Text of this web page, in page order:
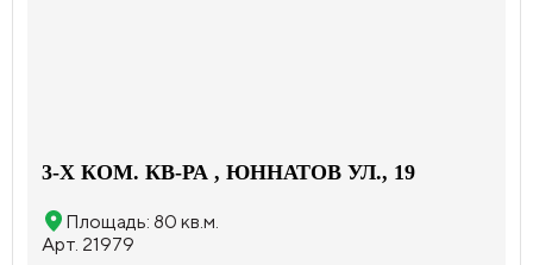
3-X КОМ. КВ-РА , ЮННАТОВ УЛ., 19
Площадь: 80 кв.м.
Арт. 21979